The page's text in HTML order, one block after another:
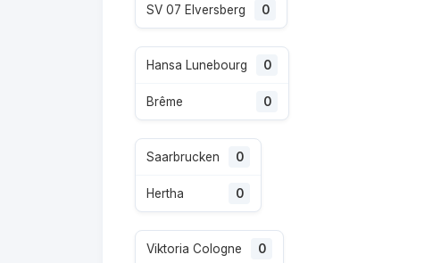
SV 07 Elversberg 0
Hansa Lunebourg 0
Brême 0
Saarbrucken 0
Hertha 0
Viktoria Cologne 0